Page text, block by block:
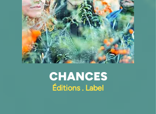
CHANCES
Éditions . Label